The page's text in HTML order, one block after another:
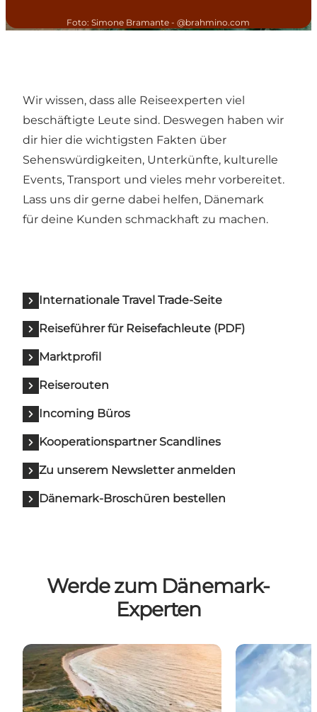
Foto: Simone Bramante - @brahmino.com
Wir wissen, dass alle Reiseexperten viel
beschäftigte Leute sind. Deswegen haben wir
dir hier die wichtigsten Fakten über
Sehenswürdigkeiten, Unterkünfte, kulturelle
Events, Transport und vieles mehr vorbereitet.
Lass uns dir gerne dabei helfen, Dänemark
für deine Kunden schmackhaft zu machen.
Internationale Travel Trade-Seite
Reiseführer für Reisefachleute (PDF)
Marktprofil
Reiserouten
Incoming Büros
Kooperationspartner Scandlines
Zu unserem Newsletter anmelden
Dänemark-Broschüren bestellen
Werde zum Dänemark-
Experten
Die schönsten Regionen Natur-